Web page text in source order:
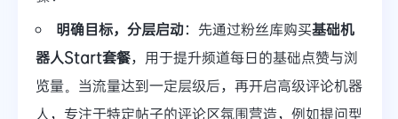
明确目标，分层启动：先通过粉丝库购买基础机
器人Start套餐，用于提升频道每日的基础点赞与浏
览量。当流量达到一定层级后，再开启高级评论机器
人，专注于特定帖子的评论区氛围营造，例如提问型